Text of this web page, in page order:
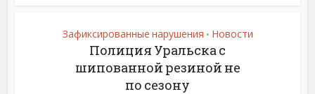
Зафиксированные нарушения • Новости
Полиция Уральска с
шипованной резиной не
по сезону